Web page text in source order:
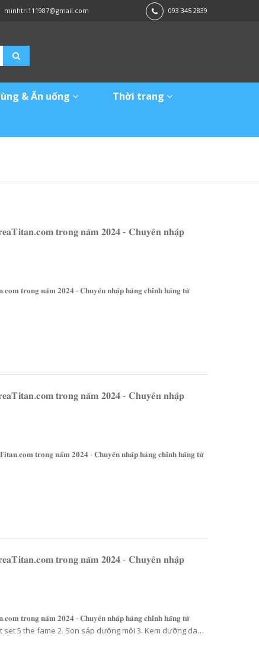
minhtri111987@gmail.com 093 345 2839
& Ăn uống Thời trang
𝐭𝐫𝐨𝐧𝐠 𝐧𝐚̆𝐦 𝟐𝟎𝟐𝟒 - 𝐂𝐡𝐮𝐲𝐞̂𝐧 𝐧𝐡𝐚̣̂𝐩 𝐡𝐚̀𝐧𝐠 𝐜𝐡𝐢́𝐧𝐡 𝐡𝐚̃𝐧𝐠 𝐭𝐮̛̀
𝐭𝐫𝐨𝐧𝐠 𝐧𝐚̆𝐦 𝟐𝟎𝟐𝟒 - 𝐂𝐡𝐮𝐲𝐞̂𝐧 𝐧𝐡𝐚̣̂𝐩
𝐭𝐫𝐨𝐧𝐠 𝐧𝐚̆𝐦 𝟐𝟎𝟐𝟒 - 𝐂𝐡𝐮𝐲𝐞̂𝐧 𝐧𝐡𝐚̣̂𝐩 𝐡𝐚̀𝐧𝐠 𝐜𝐡𝐢́𝐧𝐡 𝐡𝐚̃𝐧𝐠 𝐭𝐮̛̀
𝐭𝐫𝐨𝐧𝐠 𝐧𝐚̆𝐦 𝟐𝟎𝟐𝟒 - 𝐂𝐡𝐮𝐲𝐞̂𝐧 𝐧𝐡𝐚̣̂𝐩
𝐭𝐫𝐨𝐧𝐠 𝐧𝐚̆𝐦 𝟐𝟎𝟐𝟒 - 𝐂𝐡𝐮𝐲𝐞̂𝐧 𝐧𝐡𝐚̣̂𝐩 𝐡𝐚̀𝐧𝐠 𝐜𝐡𝐢́𝐧𝐡 𝐡𝐚̃𝐧𝐠 𝐭𝐮̛̀
môi 3. Kem dưỡng da